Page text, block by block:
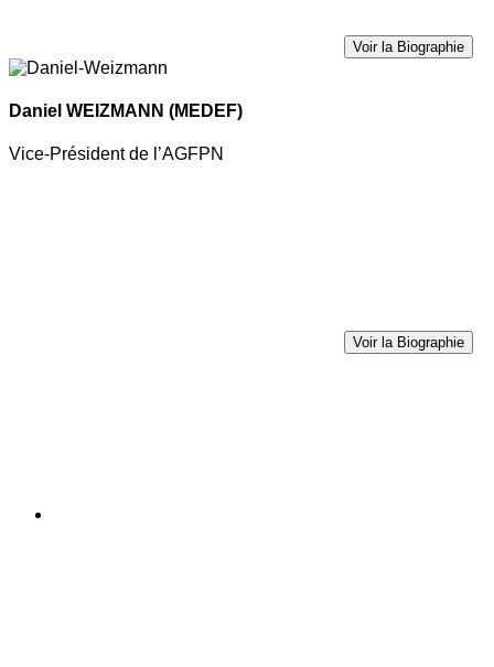
Voir la Biographie
Daniel WEIZMANN (MEDEF)
Vice-Président de l’AGFPN
Voir la Biographie